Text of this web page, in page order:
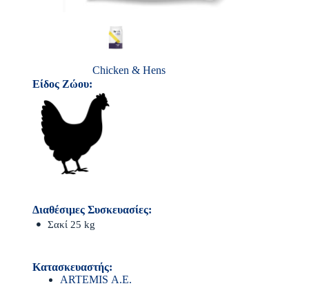
Είδος Ζώου:
Chicken & Hens
Διαθέσιμες Συσκευασίες:
Σακί 25 kg
Κατασκευαστής:
ARTEMIS Α.Ε.